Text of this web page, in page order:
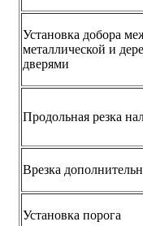
Установка добора
металлической и
дверями
Продольная резка
Врезка
Установка порога